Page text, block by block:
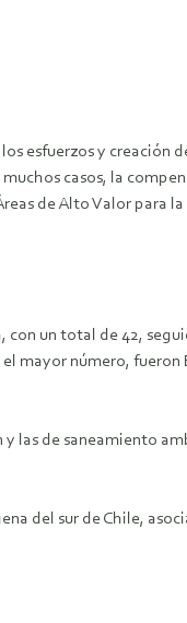
esfuerzos y creación
casos, la
de Alto Valor para la
un total de 42,
mayor número, fueron
las de saneamiento
del sur de Chile,